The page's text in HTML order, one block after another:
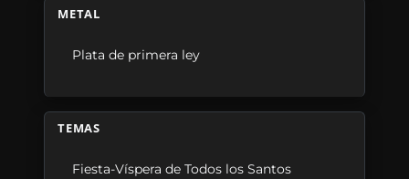
METAL
Plata de primera ley
TEMAS
Fiesta-Víspera de Todos los Santos